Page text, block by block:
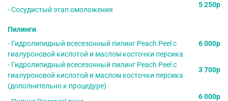
- Сосудистый этап омоложения
5 250р
Пилинги
- Гидролипидный всесезонный пилинг Peach Peel с
гиалуроновой кислотой и маслом косточки персика
6 000р
- Гидролипидный всесезонный пилинг Peach Peel с
гиалуроновой кислотой и маслом косточки персика
(дополнительно к процедуре)
3 700р
6 000р